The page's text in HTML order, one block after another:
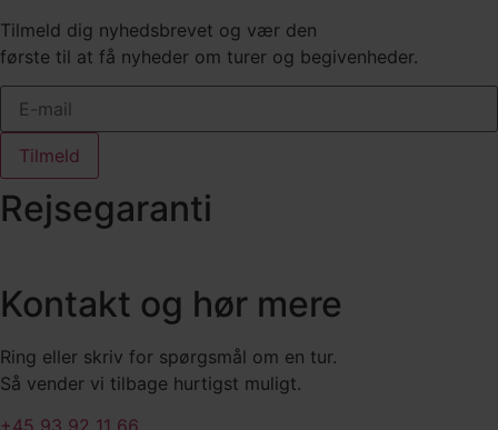
Tilmeld dig nyhedsbrevet og vær den
første til at få nyheder om turer og begivenheder.
Tilmeld
Rejsegaranti
Kontakt og hør mere
Ring eller skriv for spørgsmål om en tur.
Så vender vi tilbage hurtigst muligt.